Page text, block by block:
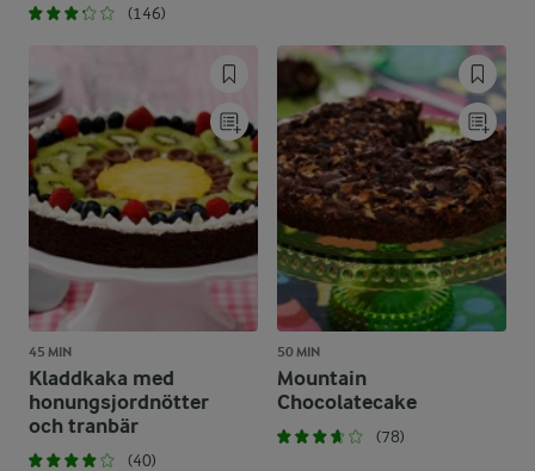
(146)
45 MIN
Kladdkaka med
honungsjordnötter
och tranbär
(40)
50 MIN
Mountain
Chocolatecake
(78)